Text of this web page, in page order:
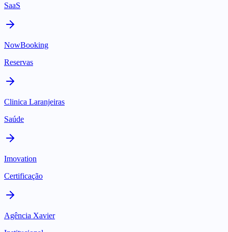
SaaS
NowBooking
Reservas
Clinica Laranjeiras
Saúde
Imovation
Certificação
Agência Xavier